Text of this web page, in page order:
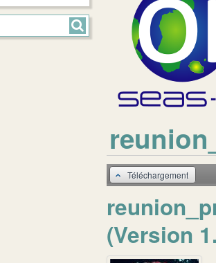
Téléchargement
(Version